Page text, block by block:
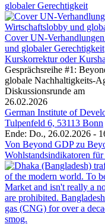
globaler Gerechtigkeit
Cover UN-
und globaler Gerechtigkeit
Kurskorrektur oder
Gesprächsreihe #1:
globale Nachhaltigkeits-
Diskussionsrunde am
26.02.2026
German Institute of
Tulpenfeld 6, 53113 Bonn
Ende: Do., 26.02.2026 -
Von Beyond GDP zu
Wohlstandsindikatoren